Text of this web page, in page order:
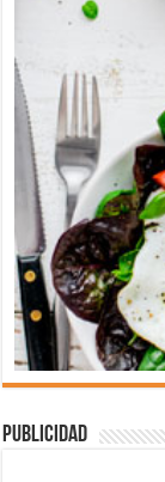
Publicidad